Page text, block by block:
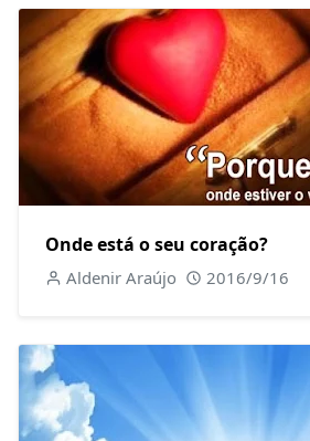
Onde está o seu coração?
Aldenir Araújo 2016/9/16